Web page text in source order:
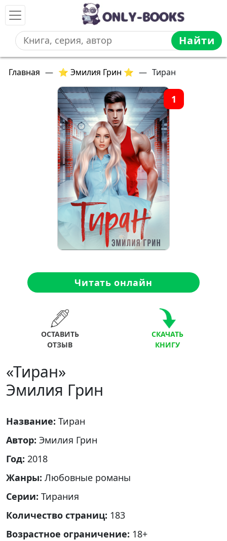
Найти
Главная — ⭐ Эмилия Грин ⭐ — Тиран
1
Читать онлайн
ОСТАВИТЬ
ОТЗЫВ
СКАЧАТЬ
КНИГУ
«Тиран»
Эмилия Грин
Название: Тиран
Автор: Эмилия Грин
Год: 2018
Жанры: Любовные романы
Серии: Тирания
Количество страниц: 183
Возрастное ограничение: 18+